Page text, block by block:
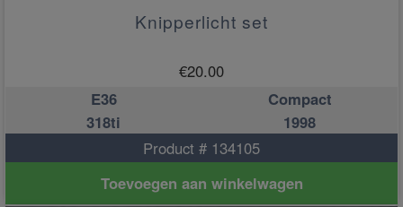
Knipperlicht set
€20.00
E36
Compact
318ti
1998
Product # 134105
Toevoegen aan winkelwagen